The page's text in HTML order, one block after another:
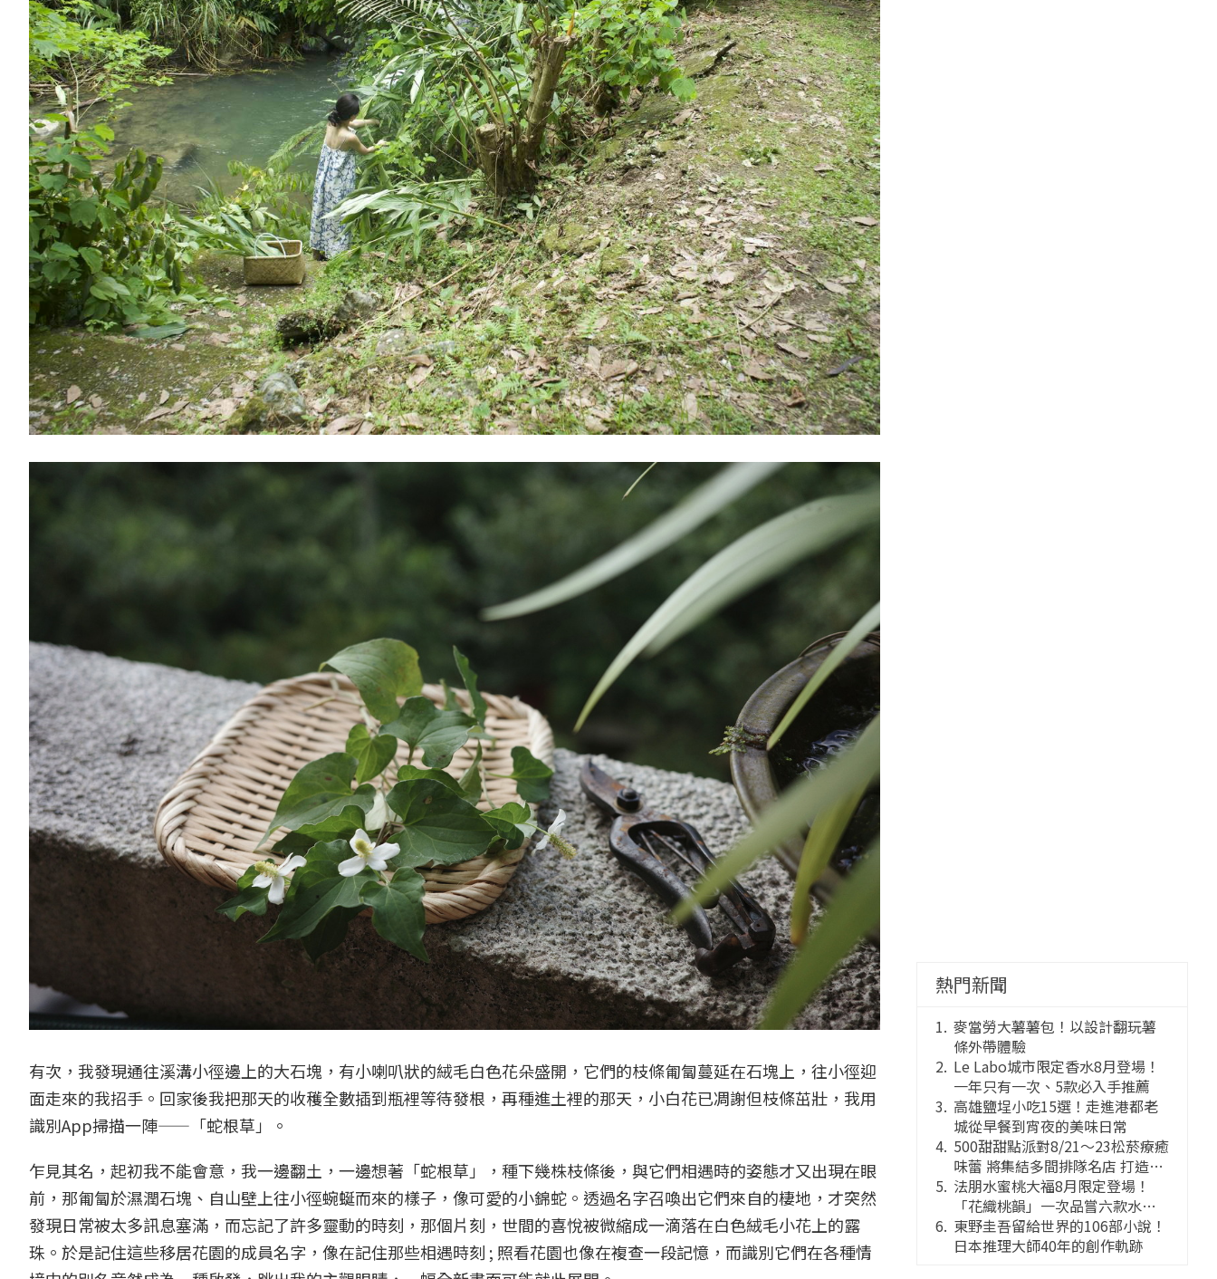
有次，我發現通往溪溝小徑邊上的大石塊，有小喇叭狀的絨毛白色花朵盛開，它們的枝條匍匐蔓延在石塊上，往小徑迎
面走來的我招手。回家後我把那天的收穫全數插到瓶裡等待發根，再種進土裡的那天，小白花已凋謝但枝條茁壯，我用
識別App掃描一陣——「蛇根草」。
乍見其名，起初我不能會意，我一邊翻土，一邊想著「蛇根草」，種下幾株枝條後，與它們相遇時的姿態才又出現在眼
前，那匍匐於濕潤石塊、自山壁上往小徑蜿蜒而來的樣子，像可愛的小錦蛇。透過名字召喚出它們來自的棲地，才突然
發現日常被太多訊息塞滿，而忘記了許多靈動的時刻，那個片刻，世間的喜悅被微縮成一滴落在白色絨毛小花上的露
珠。於是記住這些移居花園的成員名字，像在記住那些相遇時刻 ; 照看花園也像在複查一段記憶，而識別它們在各種情
熱門新聞
麥當勞大薯薯包！以設計翻玩薯
條外帶體驗
Le Labo城市限定香水8月登場！
一年只有一次、5款必入手推薦
高雄鹽埕小吃15選！走進港都老
城從早餐到宵夜的美味日常
500甜甜點派對8/21～23松菸療癒
味蕾 將集結多間排隊名店 打造靈
感創意的舞台
法朋水蜜桃大福8月限定登場！
「花織桃韻」一次品嘗六款水蜜
桃花果大福
東野圭吾留給世界的106部小說！
日本推理大師40年的創作軌跡